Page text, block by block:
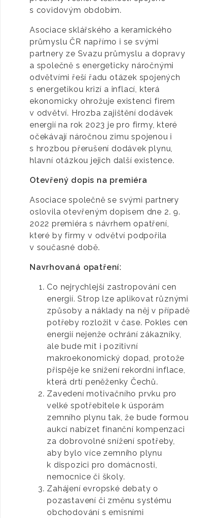
s covidovým obdobím.
Asociace sklářského a keramického
průmyslu ČR napřímo i se svými
partnery ze Svazu průmyslu a dopravy
a společně s energeticky náročnými
odvětvími řeší řadu otázek spojených
s energetikou krizí a inflací, která
ekonomicky ohrožuje existenci firem
v odvětví. Hrozba zajištění dodávek
energií na rok 2023 je pro firmy, které
očekávají náročnou zimu spojenou i
s hrozbou přerušení dodávek plynu,
hlavní otázkou jejich další existence.
Otevřený dopis na premiéra
Asociace společně se svými partnery
oslovila otevřeným dopisem dne 2. 9.
2022 premiéra s návrhem opatření,
které by firmy v odvětví podpořila
v současné době.
Navrhovaná opatření:
Co nejrychlejší zastropování cen
energií. Strop lze aplikovat různými
způsoby a náklady na něj v případě
potřeby rozložit v čase. Pokles cen
energií nejenže ochrání zákazníky,
ale bude mít i pozitivní
makroekonomický dopad, protože
přispěje ke snížení rekordní inflace,
která drtí peněženky Čechů.
Zavedení motivačního prvku pro
velké spotřebitele k úsporám
zemního plynu tak, že bude formou
aukcí nabízet finanční kompenzaci
za dobrovolné snížení spotřeby,
aby bylo více zemního plynu
k dispozici pro domácnosti,
nemocnice či školy.
Zahájení evropské debaty o
pozastavení či změnu systému
obchodování s emisními